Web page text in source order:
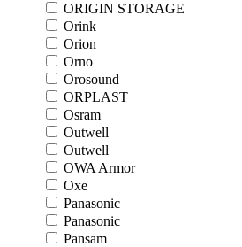
ORIGIN STORAGE
Orink
Orion
Orno
Orosound
ORPLAST
Osram
Outwell
Outwell
OWA Armor
Oxe
Panasonic
Panasonic
Pansam